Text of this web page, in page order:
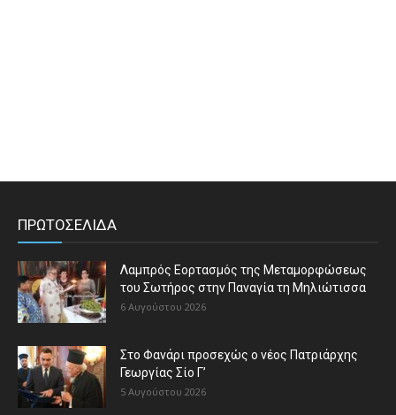
ΠΡΩΤΟΣΕΛΙΔΑ
Λαμπρός Εορτασμός της Μεταμορφώσεως
του Σωτήρος στην Παναγία τη Μηλιώτισσα
6 Αυγούστου 2026
Στο Φανάρι προσεχώς ο νέος Πατριάρχης
Γεωργίας Σίο Γ’
5 Αυγούστου 2026